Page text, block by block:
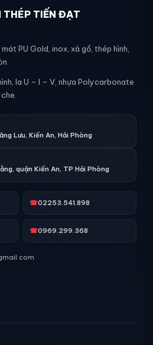
THÉP TIẾN ĐẠT
PU Gold, inox, xà gồ, thép hình,
la U – I – V, nhựa Polycarbonate
Lưu, Kiến An, Hải Phòng
quận Kiến An, TP Hải Phòng
☎02253.541.898
☎0969.299.368